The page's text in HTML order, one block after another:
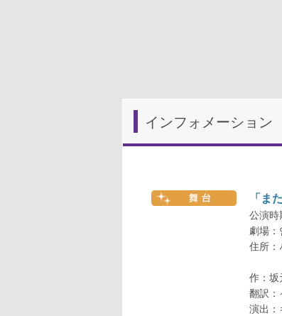
インフォメーション
「ま
公演時
劇場：
住所
作：坂
翻訳：
演出：